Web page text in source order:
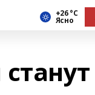
+26 °С
Ясно